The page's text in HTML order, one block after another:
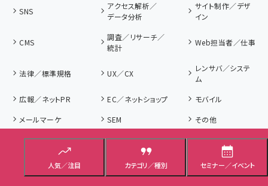
人気／注目 カテゴリ／種別 セミナー／イベント
SNS
アクセス解析／
データ分析
サイト制作／デザ
イン
CMS
調査／リサーチ／
統計
Web担当者／仕事
法律／標準規格 UX／CX
レンサバ／システ
ム
広報／ネットPR
EC／ネットショップ
モバイル
メールマーケ
SEM その他
事例／インタ
ビュー